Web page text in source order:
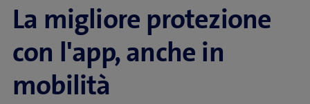
La migliore protezione
con l'app, anche in
mobilità